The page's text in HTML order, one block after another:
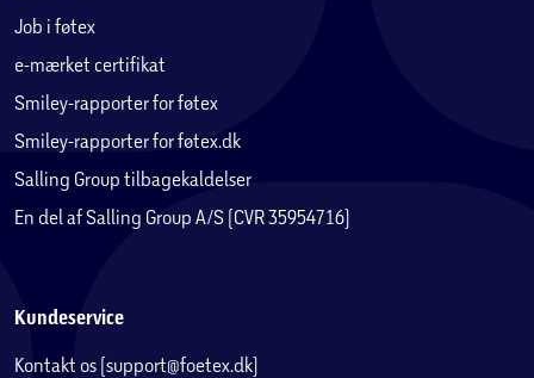
Job i føtex
e-mærket certifikat
Smiley-rapporter for føtex
Smiley-rapporter for føtex.dk
Salling Group tilbagekaldelser
En del af Salling Group A/S (CVR 35954716)
Kundeservice
Kontakt os (support@foetex.dk)